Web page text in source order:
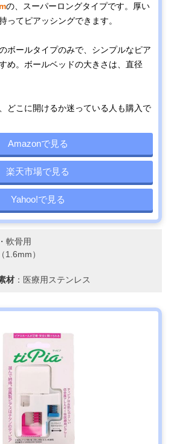
の、スーパーロングタイプです。厚い
ってピアッシングできます。
ボールタイプのみで、シンプルなピア
め。ボールベッドの大きさは、直径
どこに開けるか迷っている人も購入で
Amazonで見る
楽天市場で見る
Yahoo!で見る
軟骨用
1.6mm）
材 ：医療用ステンレス